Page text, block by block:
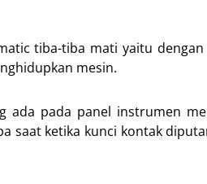
tiba-tiba mati yaitu
mesin.
ada pada panel instrumen
saat ketika kunci kontak